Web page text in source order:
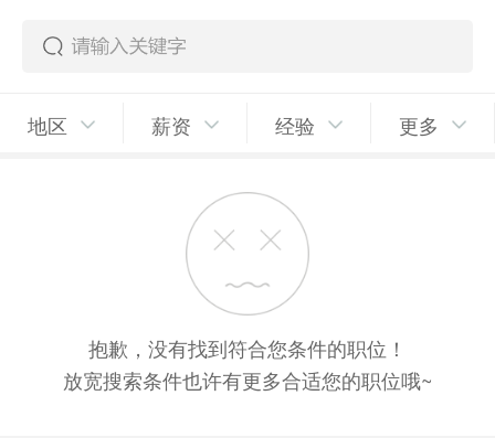
地区 薪资 经验 更多
抱歉，没有找到符合您条件的职位！
放宽搜索条件也许有更多合适您的职位哦~